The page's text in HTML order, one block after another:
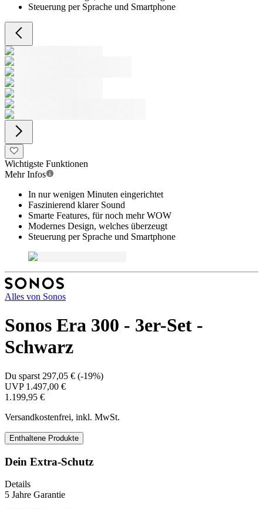
Steuerung per Sprache und Smartphone
Wichtigste Funktionen
Mehr Infos
In nur wenigen Minuten eingerichtet
Faszinierend klarer Sound
Smarte Features, für noch mehr WOW
Modernes Design, welches überzeugt
Steuerung per Sprache und Smartphone
Alles von Sonos
Sonos Era 300 - 3er-Set -
Schwarz
Du sparst 297,05 € (-19%)
UVP 1.497,00 €
1.199,95 €
Versandkostenfrei, inkl. MwSt.
Enthaltene Produkte
Dein Extra-Schutz
Details
5 Jahre Garantie